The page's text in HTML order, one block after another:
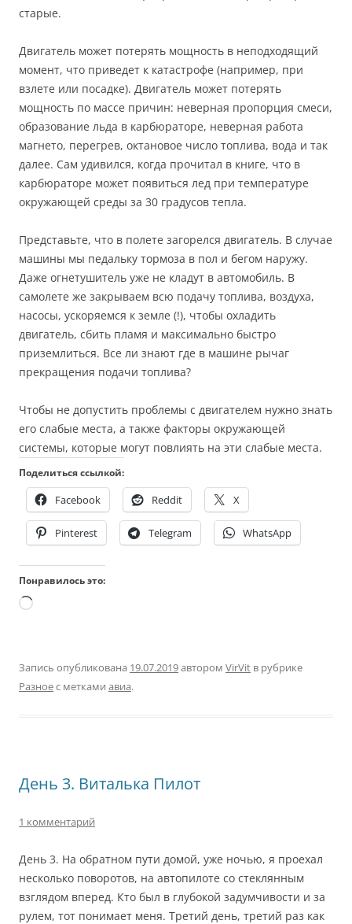
старые.
Двигатель может потерять мощность в неподходящий
момент, что приведет к катастрофе (например, при
взлете или посадке). Двигатель может потерять
мощность по массе причин: неверная пропорция смеси,
образование льда в карбюраторе, неверная работа
магнето, перегрев, октановое число топлива, вода и так
далее. Сам удивился, когда прочитал в книге, что в
карбюраторе может появиться лед при температуре
окружающей среды за 30 градусов тепла.
Представьте, что в полете загорелся двигатель. В случае
машины мы педальку тормоза в пол и бегом наружу.
Даже огнетушитель уже не кладут в автомобиль. В
самолете же закрываем всю подачу топлива, воздуха,
насосы, ускоряемся к земле (!), чтобы охладить
двигатель, сбить пламя и максимально быстро
приземлиться. Все ли знают где в машине рычаг
прекращения подачи топлива?
Чтобы не допустить проблемы с двигателем нужно знать
его слабые места, а также факторы окружающей
системы, которые могут повлиять на эти слабые места.
Поделиться ссылкой:
Facebook Reddit X
Pinterest Telegram WhatsApp
Понравилось это:
Загрузка…
Запись опубликована 19.07.2019автором VirVit в рубрике
Разноес метками авиа.
День 3. Виталька Пилот
1 комментарий
День 3. На обратном пути домой, уже ночью, я проехал
несколько поворотов, на автопилоте со стеклянным
взглядом вперед. Кто был в глубокой задумчивости и за
рулем, тот понимает меня. Третий день, третий раз как